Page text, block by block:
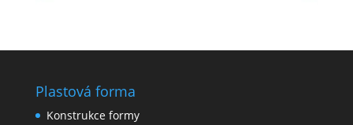
Plastová forma
Konstrukce formy